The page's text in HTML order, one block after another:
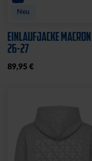
Neu
EINLAUFJACKE MACRON
26-27
89,95 €